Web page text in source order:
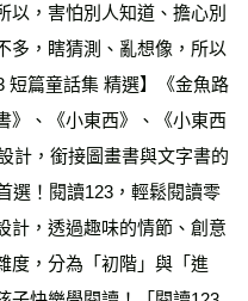
以，害怕別人知道、擔心別
多，瞎猜測、亂想像，所以
短篇童話集 精選】《金魚路
》、《小東西》、《小東西
計，銜接圖畫書與文字書的
選！閱讀123，輕鬆閱讀零
計，透過趣味的情節、創意
度，分為「初階」與「進